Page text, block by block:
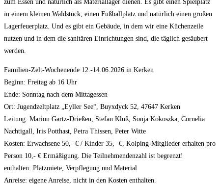
zum Essen und natürlich als Materiallager dienen. Es gibt einen Spielplatz
in einem kleinen Waldstück, einen Fußballplatz und natürlich einen großen
Lagerfeuerplatz. Und es gibt ein Gebäude, in dem wir eine Küchenzeile
nutzen und in dem die sanitären Einrichtungen sind, die täglich gesäubert
werden.
Familien-Zelt-Wochenende 12.-14.06.2026 in Kerken
Beginn: Freitag ab 16 Uhr
Ende: Sonntag nach dem Mittagessen
Ort: Jugendzeltplatz „Eyller See“, Buyxdyck 52, 47647 Kerken
Leitung: Marion Gartz-Drießen, Stefan Kluß, Sonja Kokoszka, Cornelia
Nachtigall, Iris Potthast, Petra Thissen, Peter Witte
Kosten: Erwachsene 50,- € / Kinder 35,- €, Kolping-Mitglieder erhalten pro
Person 10,- € Ermäßigung. Die Teilnehmendenzahl ist begrenzt!
enthalten: Platzmiete, Verpflegung und Material
Anreise: eigene Anreise, nicht in den Kosten enthalten.